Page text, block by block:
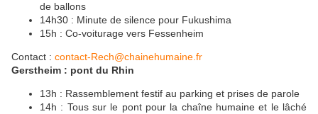
de ballons
14h30 : Minute de silence pour Fukushima
15h : Co-voiturage vers Fessenheim
Contact : contact-Rech@chainehumaine.fr
Gerstheim : pont du Rhin
13h : Rassemblement festif au parking et prises de parole
14h : Tous sur le pont pour la chaîne humaine et le lâché